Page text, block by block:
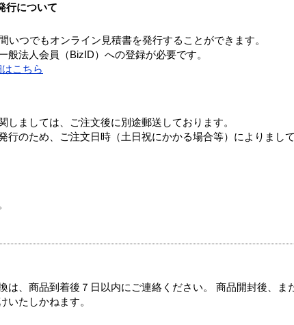
行について
いつでもオンライン見積書を発行することができます。
法人会員（BizID）への登録が必要です。
こちら
しましては、ご注文後に別途郵送しております。
行のため、ご注文日時（土日祝にかかる場合等）によりまし
は、商品到着後７日以内にご連絡ください。 商品開封後、ま
いたしかねます。